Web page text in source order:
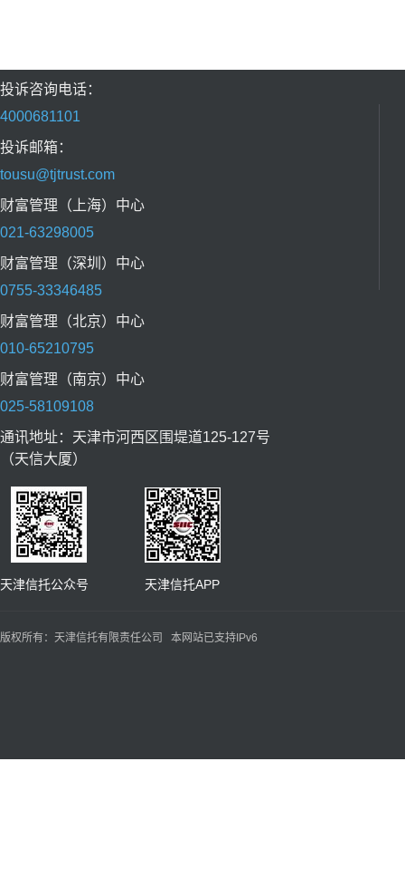
投诉咨询电话：
4000681101
投诉邮箱：
tousu@tjtrust.com
财富管理（上海）中心
021-63298005
财富管理（深圳）中心
0755-33346485
财富管理（北京）中心
010-65210795
财富管理（南京）中心
025-58109108
通讯地址：天津市河西区围堤道125-127号
（天信大厦）
天津信托公众号 天津信托APP
版权所有：天津信托有限责任公司 本网站已支持IPv6